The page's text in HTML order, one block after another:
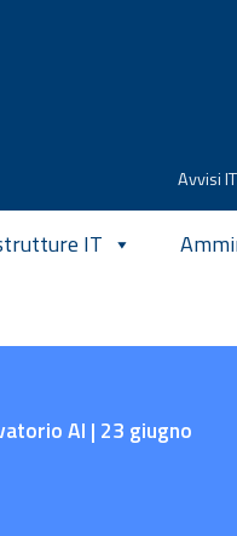
Avvisi IT
IT
AI | 23 giugno